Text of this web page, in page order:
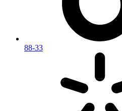
88-33